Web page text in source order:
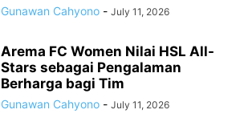
Gunawan Cahyono - July 11, 2026
Arema FC Women Nilai HSL All-
Stars sebagai Pengalaman
Berharga bagi Tim
Gunawan Cahyono - July 11, 2026